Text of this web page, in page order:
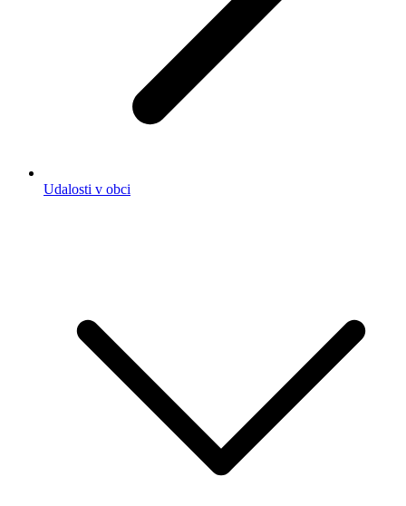
Udalosti v obci